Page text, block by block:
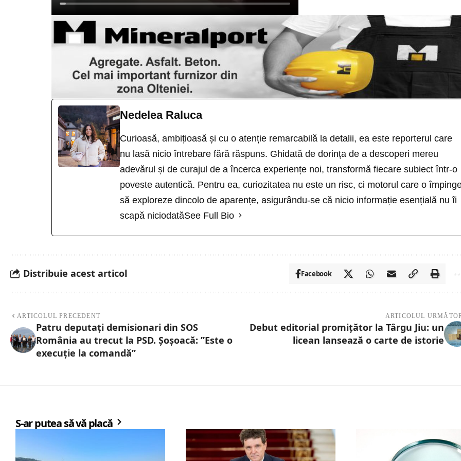
Nedelea Raluca
Curioasă, ambițioasă și cu o atenție remarcabilă la detalii, ea este reporterul care
nu lasă nicio întrebare fără răspuns. Ghidată de dorința de a descoperi mereu
adevărul și de curajul de a încerca experiențe noi, transformă fiecare subiect într-o
poveste autentică. Pentru ea, curiozitatea nu este un risc, ci motorul care o
să exploreze dincolo de aparențe, asigurându-se că nicio informație esențială nu îi
scapă niciodatăSee Full Bio
Distribuie acest articol Facebook
ARTICOLUL PRECEDENT
Patru deputați demisionari din SOS
România au trecut la PSD. Șoșoacă: ”Este o
execuție la comandă”
ARTICOLUL
Debut editorial promițător la Târgu Jiu: un
licean lansează o carte de istorie
S-ar putea să vă placă